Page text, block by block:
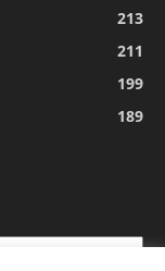
213
211
199
189